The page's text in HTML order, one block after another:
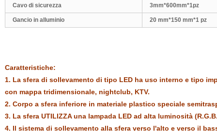
Cavo di sicurezza 3mm*600mm*1pz
Gancio in alluminio 20 mm*150 mm*1 pz
Caratteristiche:
1. La sfera di sollevamento di tipo LED ha uso interno e tipo
con mappa tridimensionale, nightclub, KTV.
2. Corpo a sfera inferiore in materiale plastico speciale
3. La sfera UTILIZZA una lampada LED ad alta luminosità
4. Il sistema di sollevamento alla sfera verso l'alto e verso il